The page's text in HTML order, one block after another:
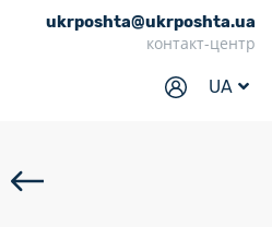
ukrposhta@ukrposhta.ua
контакт-центр
UA